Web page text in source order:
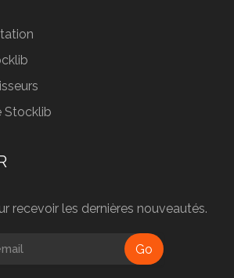
Stocklib
recevoir les dernières nouveautés.
Go